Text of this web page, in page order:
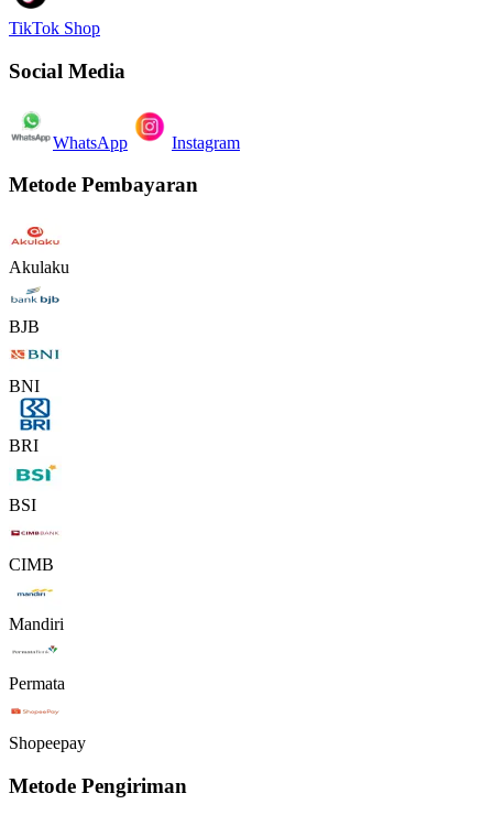
TikTok Shop
Social Media
WhatsApp Instagram
Metode Pembayaran
Akulaku
BJB
BNI
BRI
BSI
CIMB
Mandiri
Permata
Shopeepay
Metode Pengiriman